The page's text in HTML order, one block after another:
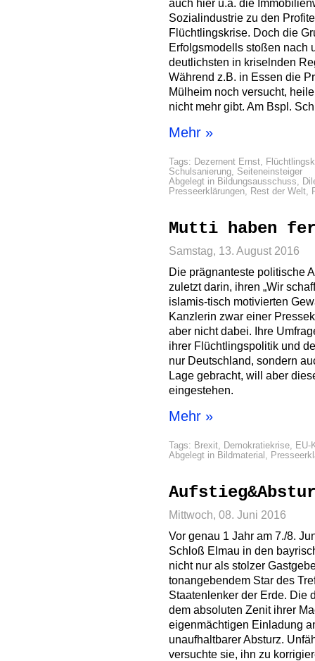
auch hier u.a. die
Sozialindustrie zu den
Flüchtlingskrise. Doch die
Erfolgsmodells stoßen nach
deutlichsten in kriselnden
Während z.B. in Essen die
Mülheim noch versucht,
nicht mehr gibt. Am Bspl.
Mehr »
Tags: Dezernent Ernst,
Schulsanierung, Seiteneinsteiger
Abgelegt in Bildungsausschuss,
Presseerklärungen, Rest der Welt,
Mutti haben
Samstag, 13. August 2016
Die prägnanteste politische
zuletzt darin, ihren „Wir
islamis-tisch motivierten
Kanzlerin zwar einer
aber nicht dabei. Ihre
ihrer Flüchtlingspolitik und
nur Deutschland, sondern
Lage gebracht, will aber
eingestehen.
Mehr »
Tags: Brexit, Demokratiekrise, EU-
Abgelegt in Bildmaterial ,
Mittwoch, 08. Juni 2016
Vor genau 1 Jahr am 7./8.
Schloß Elmau in den
nicht nur als stolzer
tonangebendem Star des
Staatenlenker der Erde. Die
dem absoluten Zenit ihrer
eigenmächtigen Einladung
unaufhaltbarer Absturz.
versuchte sie, ihn zu